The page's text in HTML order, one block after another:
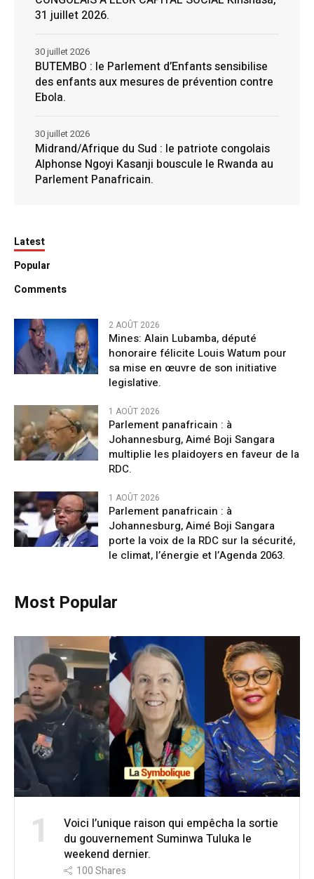
31 juillet 2026.
BUTEMBO : le Parlement d’Enfants sensibilise
des enfants aux mesures de prévention contre
Ebola.
30 juillet 2026
Midrand/Afrique du Sud : le patriote congolais
Alphonse Ngoyi Kasanji bouscule le Rwanda au
Parlement Panafricain.
30 juillet 2026
Latest
Popular
Comments
2 AOÛT 2026
Mines: Alain Lubamba, député
honoraire félicite Louis Watum pour
sa mise en œuvre de son initiative
legislative.
1 AOÛT 2026
Parlement panafricain : à
Johannesburg, Aimé Boji Sangara
multiplie les plaidoyers en faveur de la
RDC.
1 AOÛT 2026
Parlement panafricain : à
Johannesburg, Aimé Boji Sangara
porte la voix de la RDC sur la sécurité,
le climat, l’énergie et l’Agenda 2063.
Most Popular
1
Voici l’unique raison qui empêcha la sortie
du gouvernement Suminwa Tuluka le
weekend dernier.
100Shares